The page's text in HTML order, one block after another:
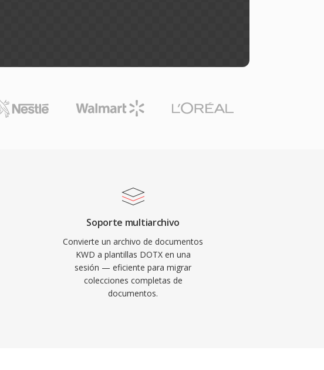
Soporte multiarchivo
Convierte un archivo de documentos
KWD a plantillas DOTX en una
sesión — eficiente para migrar
colecciones completas de
documentos.